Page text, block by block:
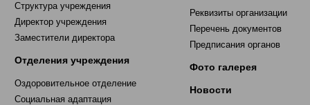
Структура учреждения
Директор учреждения
Заместители директора
Отделения учреждения
Оздоровительное отделение
Социальная адаптация
Реквизиты организации
Перечень документов
Предписания органов
Фото галерея
Новости